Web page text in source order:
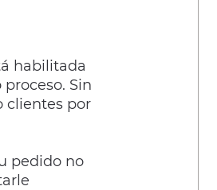
habilitada
Sin
clientes por
pedido no